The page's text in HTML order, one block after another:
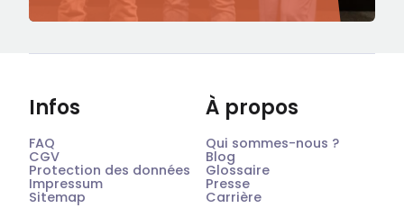
Infos
FAQ
CGV
Protection des données
Impressum
Sitemap
À propos
Qui sommes-nous ?
Blog
Glossaire
Presse
Carrière